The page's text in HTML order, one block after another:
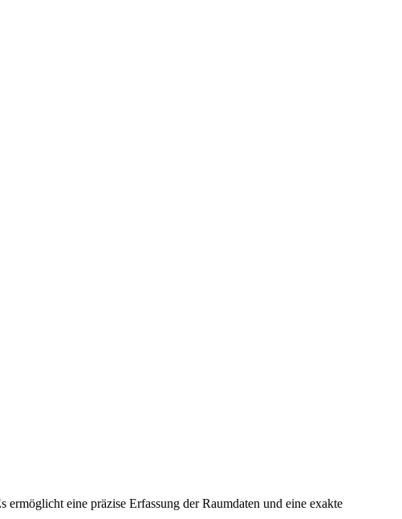
eine präzise Erfassung der Raumdaten und eine exakte